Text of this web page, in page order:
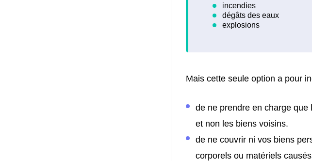
Mais cette seule option a pour
de ne prendre en charge
et non les biens voisins.
de ne couvrir ni vos biens
corporels ou matériels